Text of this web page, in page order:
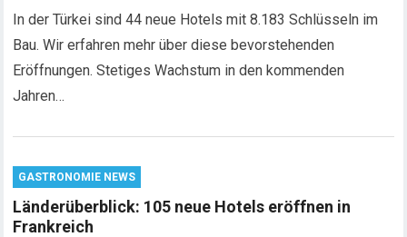
In der Türkei sind 44 neue Hotels mit 8.183 Schlüsseln im
Bau. Wir erfahren mehr über diese bevorstehenden
Eröffnungen. Stetiges Wachstum in den kommenden
Jahren…
GASTRONOMIE NEWS
Länderüberblick: 105 neue Hotels eröffnen in
Frankreich